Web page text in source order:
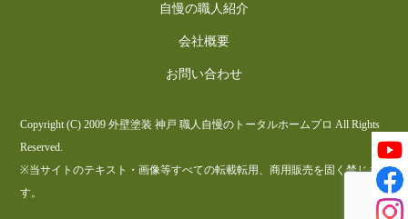
自慢の職人紹介
会社概要
お問い合わせ
Copyright (C) 2009 外壁塗装 神戸 職人自慢のトータルホームプロ All Rights
Reserved.
※当サイトのテキスト・画像等すべての転載転用、商用販売を固く禁じま
す。